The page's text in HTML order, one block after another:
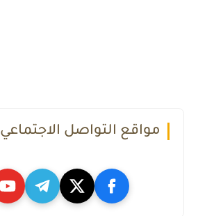
مواقع التواصل الاجتماعي